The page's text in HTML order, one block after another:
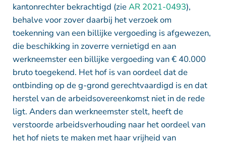
kantonrechter bekrachtigd (zieAR 2021-0493),
behalve voor zover daarbij het verzoek om
toekenning van een billijke vergoeding is afgewezen,
die beschikking in zoverre vernietigd en aan
werkneemster een billijke vergoeding van € 40.000
bruto toegekend. Het hof is van oordeel dat de
ontbinding op de g-grond gerechtvaardigd is en dat
herstel van de arbeidsovereenkomst niet in de rede
ligt. Anders dan werkneemster stelt, heeft de
verstoorde arbeidsverhouding naar het oordeel van
het hof niets te maken met haar vrijheid van